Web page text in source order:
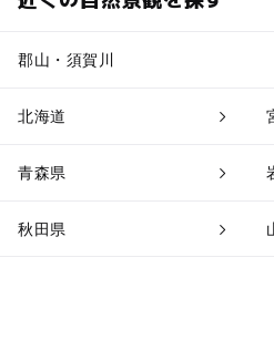
郡山・須賀川
北海道
青森県
秋田県